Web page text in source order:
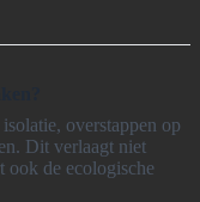
overstappen op
Dit verlaagt niet
ook de ecologische